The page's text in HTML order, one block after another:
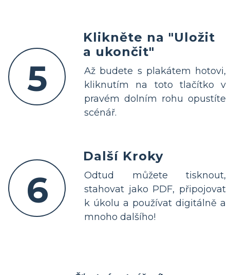
5
Klikněte na "Uložit
a ukončit"
Až budete s plakátem hotovi,
kliknutím na toto tlačítko v
pravém dolním rohu opustíte
scénář.
6
Další Kroky
Odtud můžete tisknout,
stahovat jako PDF, připojovat
k úkolu a používat digitálně a
mnoho dalšího!